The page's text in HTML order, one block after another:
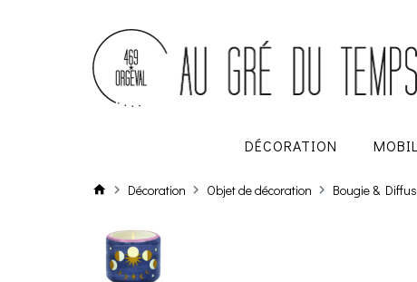
DÉCORATION
Décoration Objet de décoration Bougie &